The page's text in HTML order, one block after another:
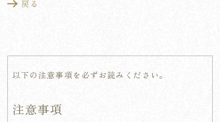
戻る
以下の注意事項を必ずお読みください。
注意事項